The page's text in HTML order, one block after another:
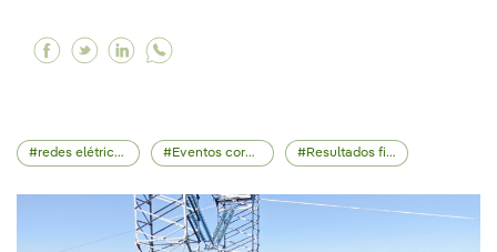
Facebook Eletricidade distribuída pela
Twitter Eletricidade distribuída pela
Linkedin Eletricidade distribuída pela
redes elétricas Eventos corporativos Resultados financeiros